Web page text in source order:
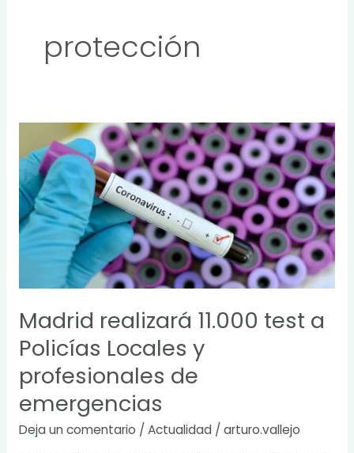
protección
Madrid realizará 11.000 test a
Policías Locales y
profesionales de
emergencias
Deja un comentario / Actualidad / arturo.vallejo
realizará
11.000
test
Policías
Locales
profesionales
emergencias